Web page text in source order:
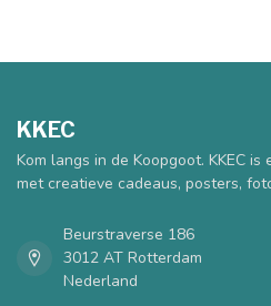
KKEC
Kom langs in de Koopgoot. KKEC
met creatieve cadeaus, posters,
Beurstraverse 186
3012 AT Rotterdam
Nederland